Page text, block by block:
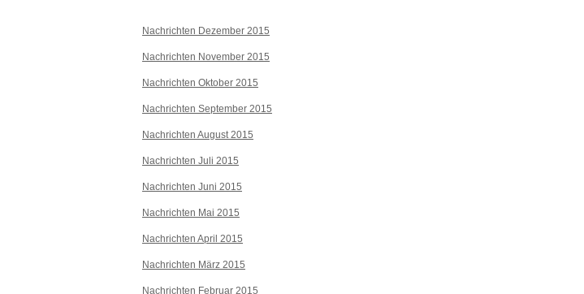
Nachrichten Dezember 2015
Nachrichten November 2015
Nachrichten Oktober 2015
Nachrichten September 2015
Nachrichten August 2015
Nachrichten Juli 2015
Nachrichten Juni 2015
Nachrichten Mai 2015
Nachrichten April 2015
Nachrichten März 2015
Nachrichten Februar 2015